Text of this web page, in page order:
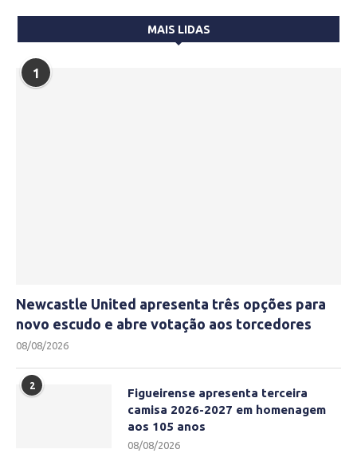
MAIS LIDAS
1
Newcastle United apresenta três opções para
novo escudo e abre votação aos torcedores
08/08/2026
2
Figueirense apresenta terceira
camisa 2026-2027 em homenagem
aos 105 anos
08/08/2026